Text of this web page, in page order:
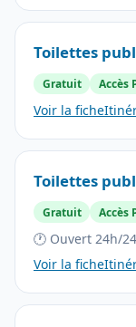
Toilettes
Gratuit Accès
Voir la fiche
Toilettes
Gratuit Accès
🕐 Ouvert 24h/
Voir la fiche